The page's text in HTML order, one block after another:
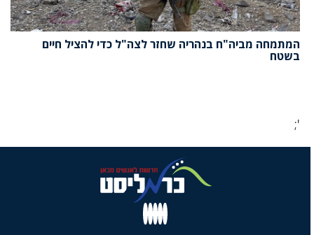
המתמחה מביה"ח בנהריה שחזר לצה"ל כדי להציל חיים
בשטח
';